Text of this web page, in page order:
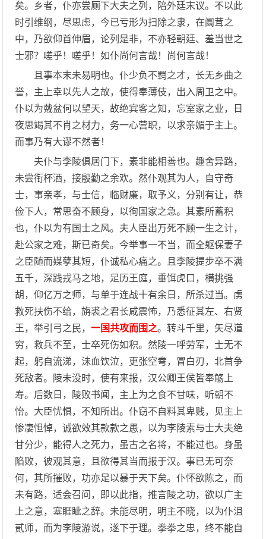
矣。乡者，仆亦尝厕下大夫之列，陪外廷末议。不以此
时引维纲，尽思虑，今已亏形为扫除之隶，在阘茸之
中，乃欲仰首伸眉，论列是非，不亦轻朝廷、羞当世之
士邪？嗟乎！嗟乎！如仆尚何言哉！尚何言哉！
且事本末未易明也。仆少负不羁之才，长无乡曲之
誉，主上幸以先人之故，使得奉薄伎，出入周卫之中。
仆以为戴盆何以望天，故绝宾客之知，忘室家之业，日
夜思竭其不肖之材力，务一心营职，以求亲媚于主上。
而事乃有大谬不然者！
夫仆与李陵俱居门下，素非能相善也。趣舍异路，
未尝衔杯酒，接殷勤之余欢。然仆观其为人，自守奇
士，事亲孝，与士信，临财廉，取予义，分别有让，恭
俭下人，常思奋不顾身，以徇国家之急。其素所蓄积
也，仆以为有国士之风。夫人臣出万死不顾一生之计，
赴公家之难，斯已奇矣。今举事一不当，而全躯保妻子
之臣随而媒孽其短，仆诚私心痛之。且李陵提步卒不满
五千，深践戎马之地，足历王庭，垂饵虎口，横挑强
胡，仰亿万之师，与单于连战十有余日，所杀过当。虏
救死扶伤不给，旃裘之君长咸震怖，乃悉征其左、右贤
王，举引弓之民，一国共攻而围之。转斗千里，矢尽道
穷，救兵不至，士卒死伤如积。然陵一呼劳军，士无不
起，躬自流涕，沬血饮泣，更张空弮，冒白刃，北首争
死敌者。陵未没时，使有来报，汉公卿王侯皆奉觞上
寿。后数日，陵败书闻，主上为之食不甘味，听朝不
怡。大臣忧惧，不知所出。仆窃不自料其卑贱，见主上
惨凄怛悼，诚欲效其款款之愚，以为李陵素与士大夫绝
甘分少，能得人之死力，虽古之名将，不能过也。身虽
陷败，彼观其意，且欲得其当而报于汉。事已无可奈
何，其所摧败，功亦足以暴于天下矣。仆怀欲陈之，而
未有路，适会召问，即以此指，推言陵之功，欲以广主
上之意，塞睚眦之辞。未能尽明，明主不晓，以为仆沮
贰师，而为李陵游说，遂下于理。拳拳之忠，终不能自